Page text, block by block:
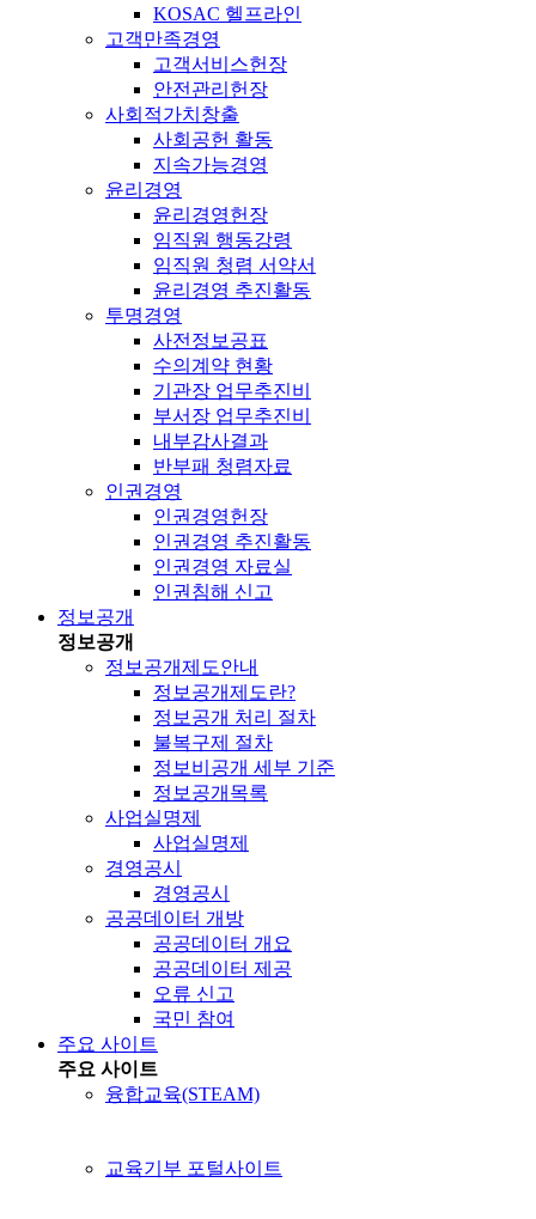
KOSAC 헬프라인
고객만족경영
고객서비스헌장
안전관리헌장
사회적가치창출
사회공헌 활동
지속가능경영
윤리경영
윤리경영헌장
임직원 행동강령
임직원 청렴 서약서
윤리경영 추진활동
투명경영
사전정보공표
수의계약 현황
기관장 업무추진비
부서장 업무추진비
내부감사결과
반부패 청렴자료
인권경영
인권경영헌장
인권경영 추진활동
인권경영 자료실
인권침해 신고
정보공개
정보공개
정보공개제도안내
정보공개제도란?
정보공개 처리 절차
불복구제 절차
정보비공개 세부 기준
정보공개목록
사업실명제
사업실명제
경영공시
경영공시
공공데이터 개방
공공데이터 개요
공공데이터 제공
오류 신고
국민 참여
주요 사이트
주요 사이트
융합교육(STEAM)
교육기부 포털사이트